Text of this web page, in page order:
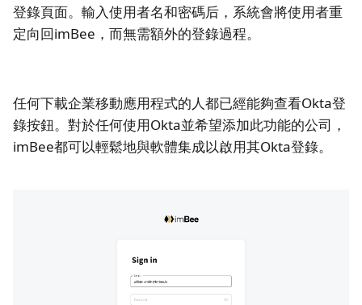
登錄頁面。輸入使用者名和密碼后，系統會將使用者重
定向回imBee，而無需額外的登錄過程。
任何下載企業移動應用程式的人都已經能夠查看Okta登
錄按鈕。對於任何使用Okta並希望添加此功能的公司，
imBee都可以輕鬆地與軟體集成以啟用其Okta登錄。